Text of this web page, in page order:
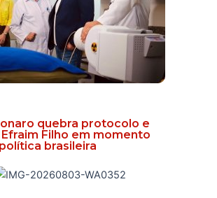
quebra protocolo e
Filho em momento
brasileira